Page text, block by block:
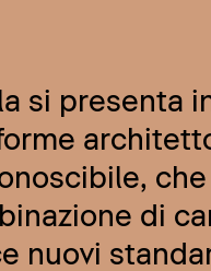
si presenta
di
nuovi